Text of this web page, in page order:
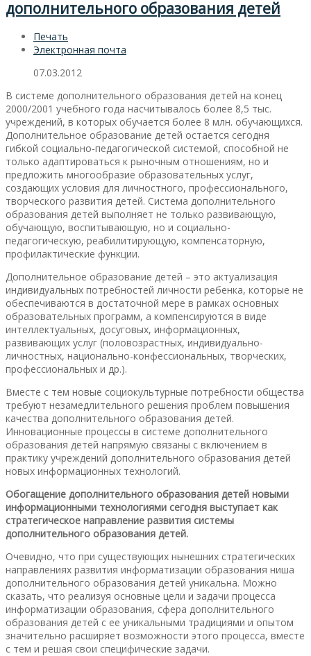
дополнительного образования детей
Печать
Электронная почта
07.03.2012
В системе дополнительного образования детей на конец
2000/2001 учебного года насчитывалось более 8,5 тыс.
учреждений, в которых обучается более 8 млн. обучающихся.
Дополнительное образование детей остается сегодня
гибкой социально-педагогической системой, способной не
только адаптироваться к рыночным отношениям, но и
предложить многообразие образовательных услуг,
создающих условия для личностного, профессионального,
творческого развития детей. Система дополнительного
образования детей выполняет не только развивающую,
обучающую, воспитывающую, но и социально-
педагогическую, реабилитирующую, компенсаторную,
профилактические функции.
Дополнительное образование детей – это актуализация
индивидуальных потребностей личности ребенка, которые не
обеспечиваются в достаточной мере в рамках основных
образовательных программ, а компенсируются в виде
интеллектуальных, досуговых, информационных,
развивающих услуг (половозрастных, индивидуально-
личностных, национально-конфессиональных, творческих,
профессиональных и др.).
Вместе с тем новые социокультурные потребности общества
требуют незамедлительного решения проблем повышения
качества дополнительного образования детей.
Инновационные процессы в системе дополнительного
образования детей напрямую связаны с включением в
практику учреждений дополнительного образования детей
новых информационных технологий.
Обогащение дополнительного образования детей новыми
информационными технологиями сегодня выступает как
стратегическое направление развития системы
дополнительного образования детей.
Очевидно, что при существующих нынешних стратегических
направлениях развития информатизации образования ниша
дополнительного образования детей уникальна. Можно
сказать, что реализуя основные цели и задачи процесса
информатизации образования, сфера дополнительного
образования детей с ее уникальными традициями и опытом
значительно расширяет возможности этого процесса, вместе
с тем и решая свои специфические задачи.